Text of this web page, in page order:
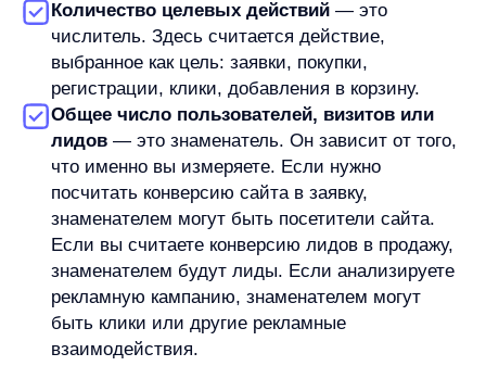
50 / 1000×100% = 5%
Значит, конверсия сайта в заявку в этом
примере — 5%.
Это не рыночная норма и не оценка результата как
хорошего или плохого. Это только итог расчёта: 5
человек из 100 совершили выбранное действие.
По тому же принципу можно считать другие цели.
Если интернет-магазин получил 2000 визитов и 80
заказов, можно посчитать конверсию в заказ. Если
форму регистрации увидели 500 человек,
а заполнили 40, можно посчитать конверсию
формы.
Какие бывают виды конверсии